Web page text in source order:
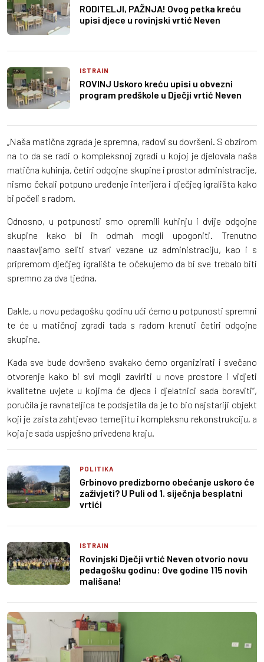
RODITELJI, PAŽNJA! Ovog petka kreću
upisi djece u rovinjski vrtić Neven
ISTRAIN
ROVINJ Uskoro kreću upisi u obvezni
program predškole u Dječji vrtić Neven
„Naša matična zgrada je spremna, radovi su dovršeni. S obzirom
na to da se radi o kompleksnoj zgradi u kojoj je djelovala naša
matična kuhinja, četiri odgojne skupine i prostor administracije,
nismo čekali potpuno uređenje interijera i dječjeg igrališta kako
bi počeli s radom.
Odnosno, u potpunosti smo opremili kuhinju i dvije odgojne
skupine kako bi ih odmah mogli upogoniti. Trenutno
naastavljamo seliti stvari vezane uz administraciju, kao i s
pripremom dječjeg igrališta te očekujemo da bi sve trebalo biti
spremno za dva tjedna.
Dakle, u novu pedagošku godinu ući ćemo u potpunosti spremni
te će u matičnoj zgradi tada s radom krenuti četiri odgojne
skupine.
Kada sve bude dovršeno svakako ćemo organizirati i svečano
otvorenje kako bi svi mogli zaviriti u nove prostore i vidjeti
kvalitetne uvjete u kojima će djeca i djelatnici sada boraviti“,
poručila je ravnateljica te podsjetila da je to bio najstariji objekt
koji je zaista zahtjevao temeljitu i kompleksnu rekonstrukciju, a
koja je sada uspješno privedena kraju.
POLITIKA
Grbinovo predizborno obećanje uskoro će
zaživjeti? U Puli od 1. siječnja besplatni
vrtići
ISTRAIN
Rovinjski Dječji vrtić Neven otvorio novu
pedagošku godinu: Ove godine 115 novih
mališana!